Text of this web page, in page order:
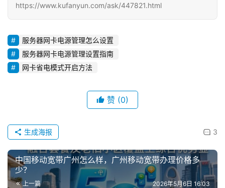
https://www.kufanyun.com/ask/447821.html
服务器网卡电源管理怎么设置
服务器网卡电源管理设置指南
网卡省电模式开启方法
赞 (0)
3
生成海报
中国移动宽带广州怎么样，广州移动宽带办理价格多
少？
上一篇 2026年5月6日 16:03